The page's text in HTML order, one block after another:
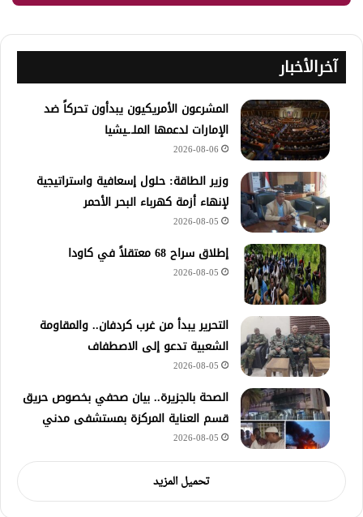
آخرالأخبار
المشرعون الأمريكيون يبدأون تحركاً ضد
الإمارات لدعمها الملـ.ـيشيا
2026-08-06
وزير الطاقة: حلول إسعافية واستراتيجية
لإنهاء أزمة كهرباء البحر الأحمر
2026-08-05
إطلاق سراح 68 معتقلاً في كاودا
2026-08-05
التحرير يبدأ من غرب كردفان.. والمقاومة
الشعبية تدعو إلى الاصطفاف
2026-08-05
الصحة بالجزيرة.. بيان صحفي بخصوص حريق
قسم العناية المركزة بمستشفى مدني
2026-08-05
تحميل المزيد